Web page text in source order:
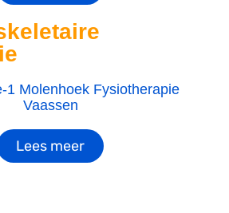
Lees meer